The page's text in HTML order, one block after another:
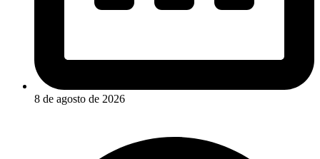
8 de agosto de 2026